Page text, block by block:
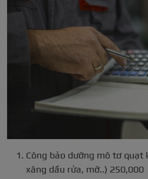
Công bảo dưỡng mô tơ quạt
xăng dầu rửa, mỡ..) 250,000